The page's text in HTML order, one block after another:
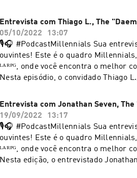
@millenniumsocietyrpg @Twitch:
conto que não vai ter fim ⚡
Entrevista com Thiago L., The
05/10/2022
13:07
🎙🎧 #PodcastMillennials Sua entrevista na Live
ouvintes! Este é o quadro Millennials, um oferecimento da Mɪʟʟᴇɴɴɪᴜᴍ Sᴏᴄɪᴇᴛʏ
ᴸᴬᴿᴾᴳ, onde você encontra o melhor
Nesta episódio, o convidado Thiago
suas impressões sobre o RPG e as
entrevista completa e fique por
compartilhe e siga as nossas outras
não vai ter fim! ⚡ Instagram: @millenniumsocietyrpg Facebook:
@millenniumsocietyrpg Twitch: @millenniumsocietyrpg Spotify:
@millenniumsocietyrpg ㅤㅤㅤ— Ｂｌａｃｋ Ｗｏｌｆ鬼狼.ㅤ(_̅_̅_̅_̅(̅_̅_̅_̅_̅_̅_̅_̅()ڪے~ ..
#quadromillennials #entrevista
Entrevista com Jonathan Seven, The
19/09/2022
13:17
🎙🎧 #PodcastMillennials Sua entrevista na
ouvintes! Este é o quadro Millennials, um oferecimento da Mɪʟʟᴇɴɴɪᴜᴍ Sᴏᴄɪᴇᴛʏ
ᴸᴬᴿᴾᴳ, onde você encontra o melhor
Nesta edição, o entrevistado